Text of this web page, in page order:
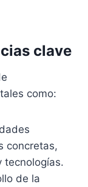
clave
como:
concretas,
tecnologías.
de la